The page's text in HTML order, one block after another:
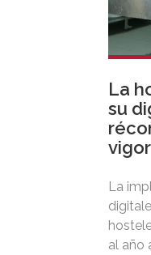
La
su
La
al año